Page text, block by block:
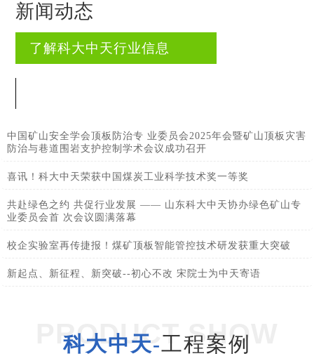
新闻动态
了解科大中天行业信息
中国矿山安全学会顶板防治专 业委员会2025年会暨矿山顶板灾害
防治与巷道围岩支护控制学术会议成功召开
喜讯！科大中天荣获中国煤炭工业科学技术奖一等奖
共赴绿色之约 共促行业发展 —— 山东科大中天协办绿色矿山专
业委员会首 次会议圆满落幕
校企实验室再传捷报！煤矿顶板智能管控技术研发获重大突破
新起点、新征程、新突破--初心不改 宋院士为中天寄语
PRODUCT SHOW
科大中天-工程案例